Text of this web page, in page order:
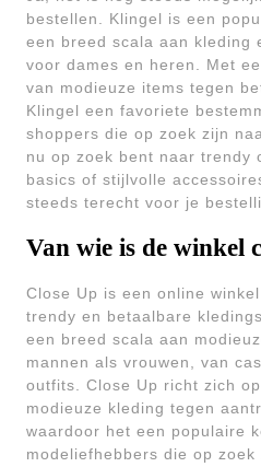
bestellen. Klingel is een
een breed scala aan kleding
voor dames en heren. Met
van modieuze items tegen
Klingel een favoriete
shoppers die op zoek zijn
nu op zoek bent naar trendy
basics of stijlvolle
steeds terecht voor je
Van wie is de winkel
Close Up is een online
trendy en betaalbare
een breed scala aan
mannen als vrouwen, van
outfits. Close Up richt zich
modieuze kleding tegen
waardoor het een populaire
modeliefhebbers die op